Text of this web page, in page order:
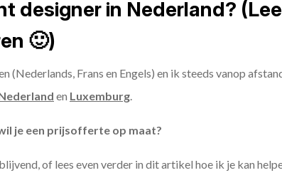
designer in Nederland?
🙂)
(Nederlands, Frans en Engels) en ik steeds vanop
en Luxemburg.
je een prijsofferte op maat?
of lees even verder in dit artikel hoe ik je kan